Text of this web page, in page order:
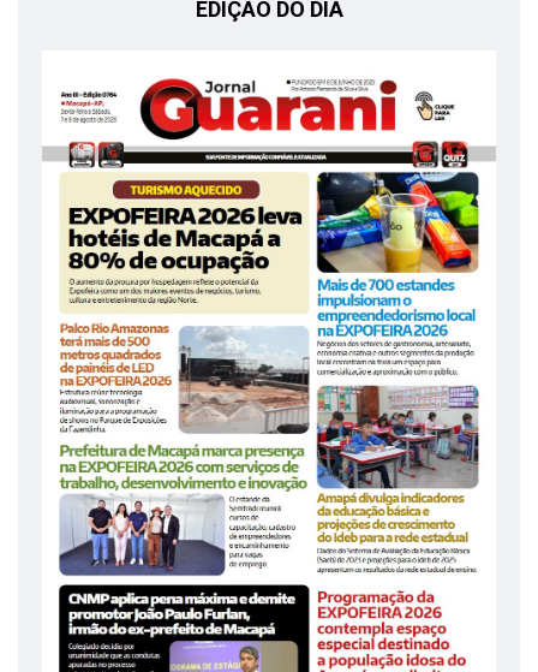
EDIÇÃO DO DIA